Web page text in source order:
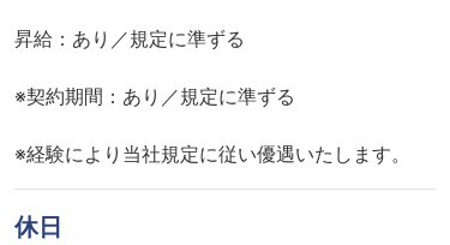
昇給：あり／規定に準ずる
※契約期間：あり／規定に準ずる
休日